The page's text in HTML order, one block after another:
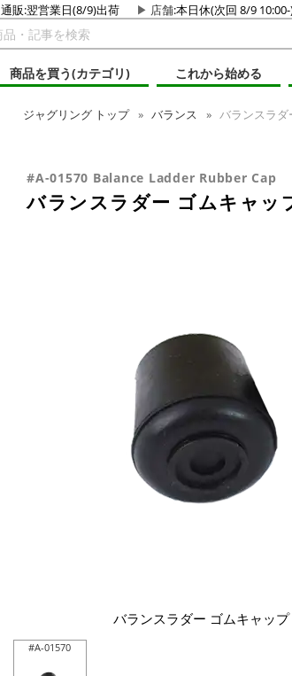
通販:翌営業日(8/9)出荷 店舗:本日休(次回 8/9
商品を買う(カテゴリ)
これから始める
ジャグリング トップ バランス バランスラ
#A-01570 Balance Ladder Rubber Cap
バランスラダー ゴムキャッ
バランスラダー ゴムキャップ
#A-01570